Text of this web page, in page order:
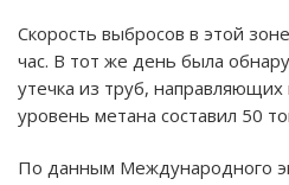
Скорость выбросов в этой
час. В тот же день была
утечка из труб,
уровень метана составил 50
По данным Международного